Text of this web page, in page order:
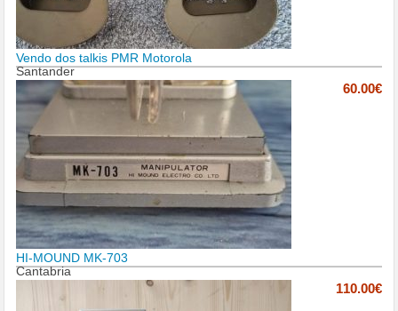
Vendo dos talkis PMR Motorola
Santander
60.00€
HI-MOUND MK-703
Cantabria
110.00€